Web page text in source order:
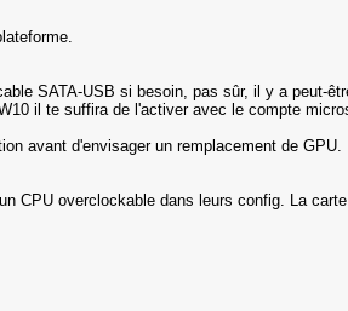
SATA-USB si besoin, pas sûr, il y a peut-
il te suffira de l'activer avec le compte
avant d'envisager un remplacement de
CPU overclockable dans leurs config. La